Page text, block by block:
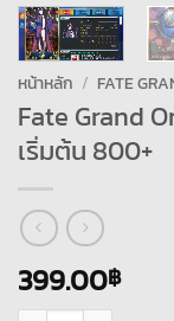
หน้าหลัก / FATE
Fate Grand
เริ่มต้น 800+
399.00฿